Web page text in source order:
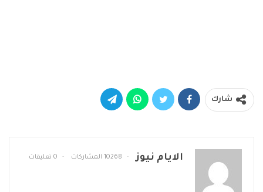
شارك
الايام نيوز 10268 المشاركات 0 تعليقات